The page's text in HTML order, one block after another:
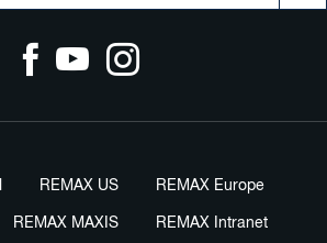
REMAX US REMAX Europe
REMAX MAXIS REMAX Intranet